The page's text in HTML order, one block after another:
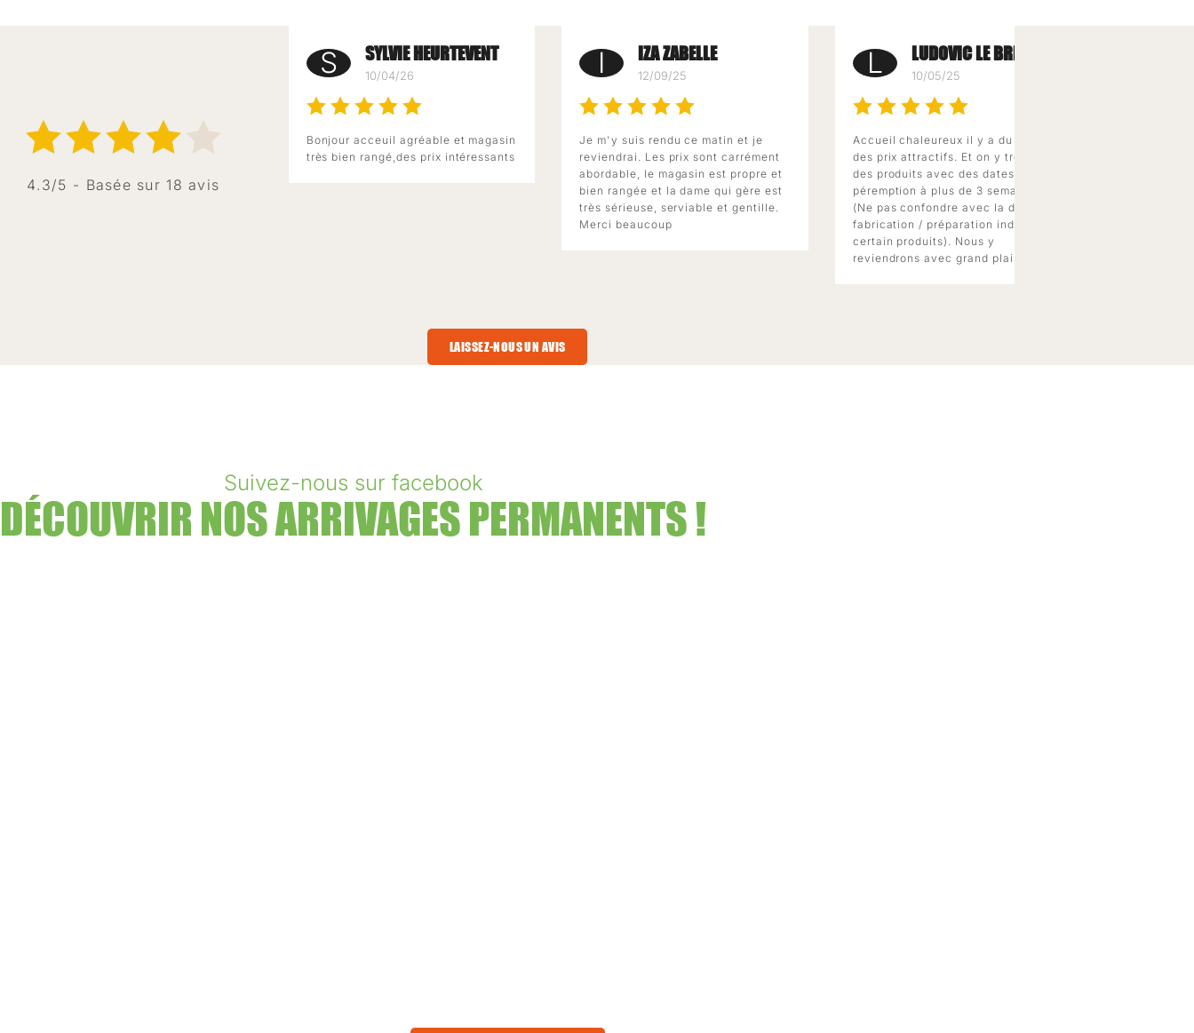
4.3/5 - Basée sur 18 avis
S SYLVIE HEURTEVENT
10/04/26
Bonjour acceuil agréable et magasin
très bien rangé,des prix intéressants
I IZA ZABELLE
12/09/25
Je m'y suis rendu ce matin et je
reviendrai. Les prix sont carrément
abordable, le magasin est propre et
bien rangée et la dame qui gère est
très sérieuse, serviable et gentille.
Merci beaucoup
L LUDOVIC LE BRETON
10/05/25
Accueil chaleureux il y a du choix et
des prix attractifs. Et on y trouve
des produits avec des dates de
péremption à plus de 3 semaines.
(Ne pas confondre avec la date de
fabrication / préparation indiqué sur
certain produits). Nous y
reviendrons avec grand plaisir.
LAISSEZ-NOUS UN AVIS
Suivez-nous sur facebook
DÉCOUVRIR NOS ARRIVAGES PERMANENTS !